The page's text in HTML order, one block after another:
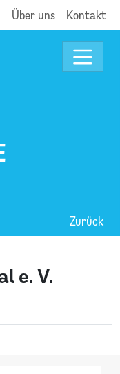
Über uns Kontakt
Zurück
e. V.